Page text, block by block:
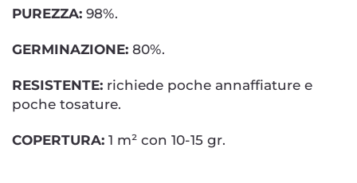
PUREZZA: 98%.
GERMINAZIONE: 80%.
RESISTENTE: richiede poche annaffiature e
poche tosature.
COPERTURA: 1 m² con 10-15 gr.